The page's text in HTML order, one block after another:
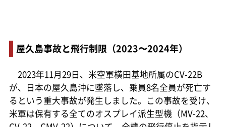
屋久島事故と飛行制限（2023〜2024年）
2023年11月29日、米空軍横田基地所属のCV-22B
が、日本の屋久島沖に墜落し、乗員8名全員が死亡す
るという重大事故が発生しました。この事故を受け、
米軍は保有する全てのオスプレイ派生型機（MV-22、